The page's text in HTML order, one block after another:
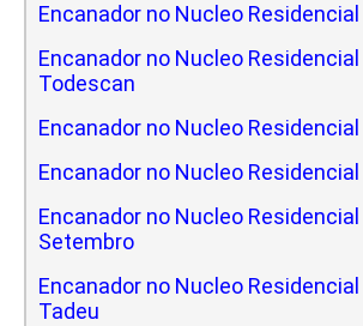
Encanador no Nucleo
Encanador no Nucleo Residencial
Todescan
Encanador no Nucleo Residencial
Encanador no Nucleo
Encanador no Nucleo
Setembro
Encanador no Nucleo
Tadeu